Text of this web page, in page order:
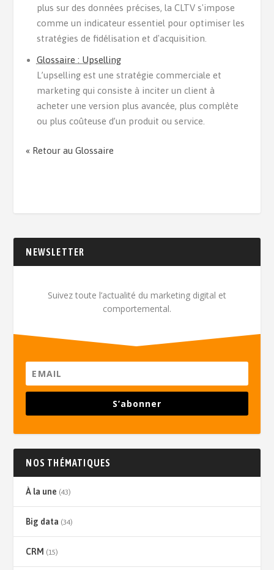
plus sur des données précises, la CLTV s'impose
comme un indicateur essentiel pour optimiser les
stratégies de fidélisation et d'acquisition.
Glossaire : Upselling
L’upselling est une stratégie commerciale et
marketing qui consiste à inciter un client à
acheter une version plus avancée, plus complète
ou plus coûteuse d’un produit ou service.
« Retour au Glossaire
NEWSLETTER
Suivez toute l’actualité du marketing digital et
comportemental.
S’abonner
NOS THÉMATIQUES
À la une (43)
Big data (34)
CRM (15)